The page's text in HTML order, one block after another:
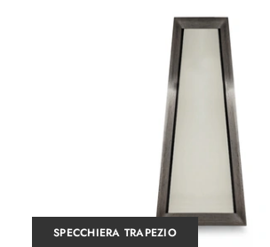
SPECCHIERA TRAPEZIO